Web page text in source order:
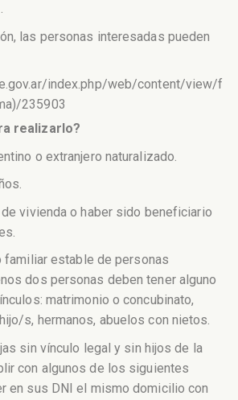
las personas interesadas pueden
index.php/web/content/view/f
235903
realizarlo?
o extranjero naturalizado.
vivienda o haber sido beneficiario
familiar estable de personas
dos personas deben tener alguno
matrimonio o concubinato,
s, hermanos, abuelos con nietos.
sin vínculo legal y sin hijos de la
con algunos de los siguientes
en sus DNI el mismo domicilio con